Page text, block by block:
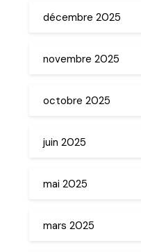
décembre 2025
novembre 2025
octobre 2025
juin 2025
mai 2025
mars 2025